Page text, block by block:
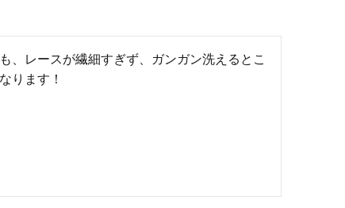
レースが繊細すぎず、ガンガン洗えるとこ
ります！